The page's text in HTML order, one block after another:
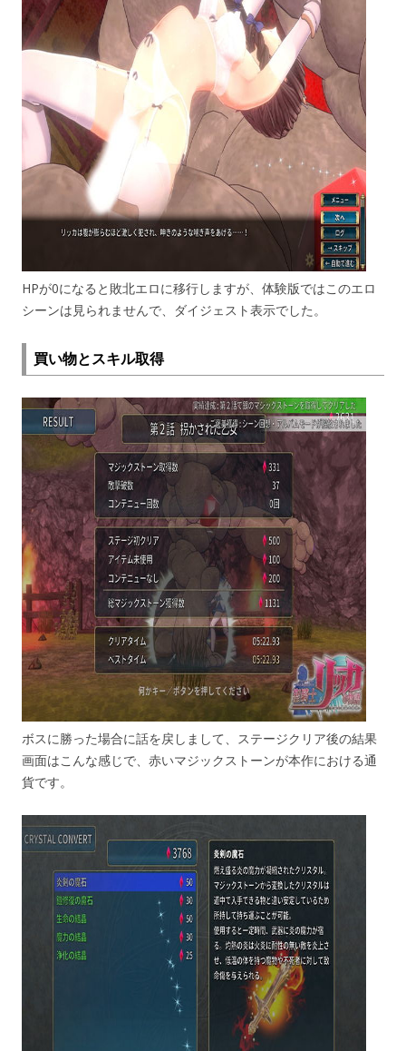
HPが0になると敗北エロに移行しますが、体験版ではこのエロ
シーンは見られませんで、ダイジェスト表示でした。
買い物とスキル取得
ボスに勝った場合に話を戻しまして、ステージクリア後の結果
画面はこんな感じで、赤いマジックストーンが本作における通
貨です。